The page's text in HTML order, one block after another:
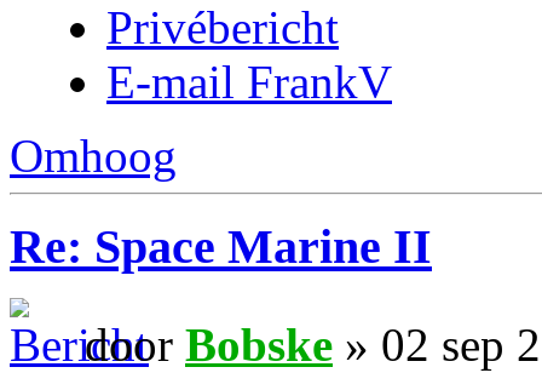
Privébericht
E-mail FrankV
Omhoog
Re: Space Marine II
door Bobske » 02 sep